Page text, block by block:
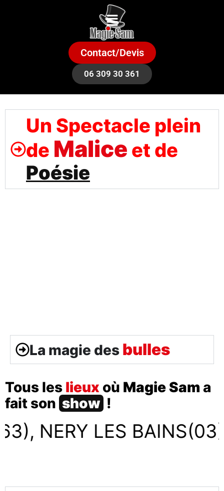
Contact/Devis
06 309 30 361
Un Spectacle plein
de Malice et de
Poésie
La magie des bulles
Tous les lieux où Magie Sam a
fait son show !
LES BAINS(03),